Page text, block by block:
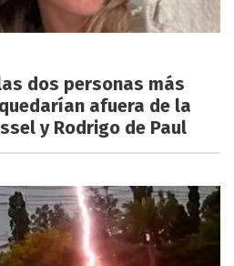
dos personas más
afuera de la
y Rodrigo de Paul